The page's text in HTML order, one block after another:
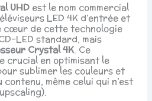
UHD est le nom commercial
LED 4K d’entrée et
cœur de cette technologie
LED standard, mais
Crystal 4K. Ce
crucial en optimisant le
sublimer les couleurs et
même celui qui n’est